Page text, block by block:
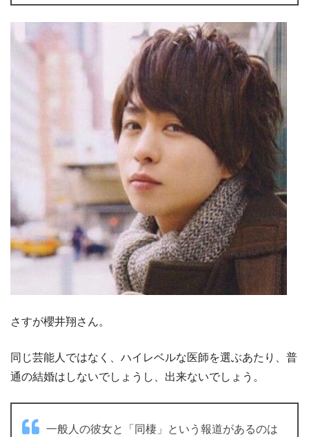
さすが櫻井翔さん。
同じ芸能人ではなく、ハイレベルな医師を選ぶあたり、普
通の結婚はしないでしょうし、出来ないでしょう。
一般人の彼女と「同棲」という報道があるのは